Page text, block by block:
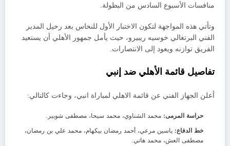
منافسات الأسبوع السادس من البطولة.
وتأتي هذه المواجهة لتكون الاختبار الأول للنحاس بعد رحيل المدير
الفني البرتغالي خوسيه ريبيرو، حيث يأمل جمهور الأهلي أن يستعيد
الفريق توازنه ويعود إلى الانتصارات.
تفاصيل قائمة الأهلي ضد إنبي
أعلن الجهاز الفني عن قائمة الاهلي لمباراة انبي، وجاءت كالتالي:
حراسة المرمى: محمد الشناوي، محمد سيحا، مصطفى شوبير.
خط الدفاع: ياسين مرعي، أحمد رمضان بيكهام، محمد علي بن رمضان،
مصطفى العش، محمد هاني.